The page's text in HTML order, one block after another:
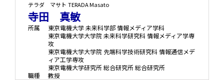
テラダ マサト TERADA Masato
寺田 真敏
所属
東京電機大学 未来科学部 情報メディア学科
東京電機大学大学院 未来科学研究科 情報メディア学専
攻
東京電機大学大学院 先端科学技術研究科 情報通信メデ
ィア工学専攻
東京電機大学研究所 総合研究所 総合研究所
職種
教授